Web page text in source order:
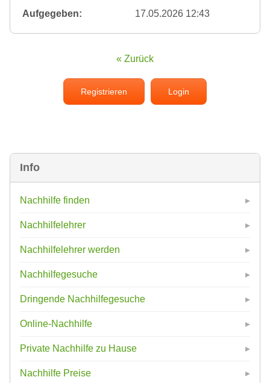
Info
Nachhilfe finden
Nachhilfelehrer
Nachhilfelehrer werden
Nachhilfegesuche
Dringende Nachhilfegesuche
Online-Nachhilfe
Private Nachhilfe zu Hause
Nachhilfe Preise
Aufgegeben:
17.05.2026 12:43
« Zurück
Registrieren Login